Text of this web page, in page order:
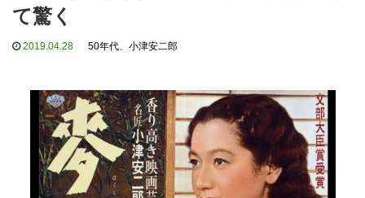
て驚く
2019.04.28 50年代、 小津安二郎